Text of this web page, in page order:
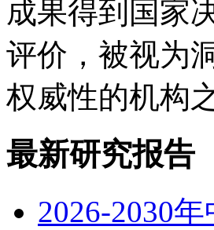
成果得到国家
评价，被视为
权威性的机构
最新研究报告
2026-2030